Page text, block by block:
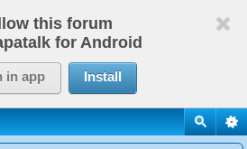
this forum
for Android
in app Install